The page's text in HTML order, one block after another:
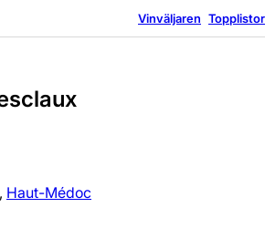
Vinväljaren Topplistor
, Haut-Médoc